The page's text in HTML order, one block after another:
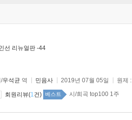
선 리뉴얼판 -44
/우석균 역 민음사 2019년 07월 05일 원제 :
회원리뷰(1건) 베스트 시/희곡 top100 1주